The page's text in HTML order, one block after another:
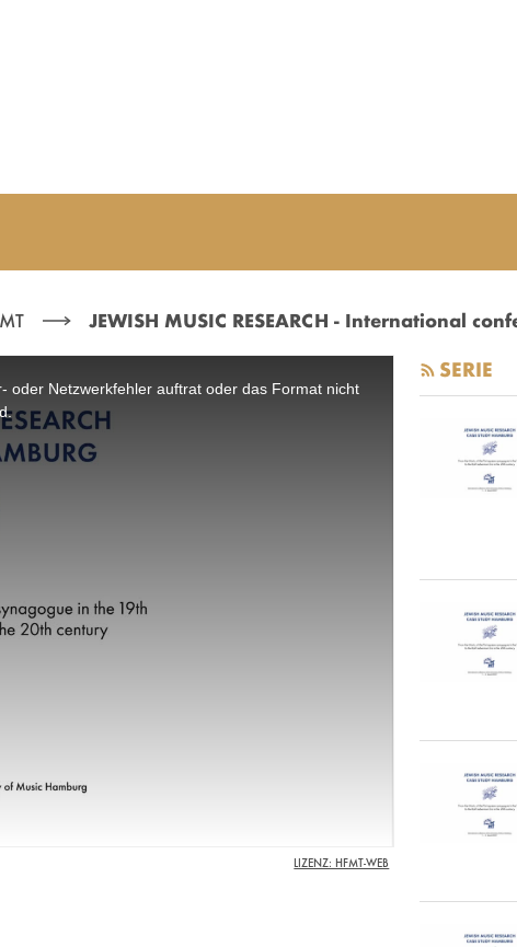
- HFMTJEWISH MUSIC RESEARCH - International
oder Netzwerkfehler auftrat oder das Format nicht
LIZENZ: HFMT-WEB
SERIE